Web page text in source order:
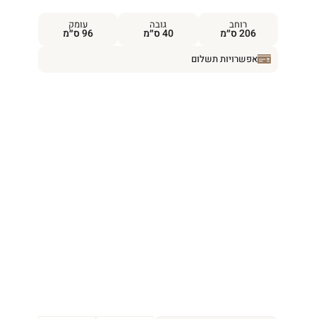
רוחב
206 ס״מ
גובה
40 ס״מ
עומק
96 ס״מ
אפשרויות תשלום